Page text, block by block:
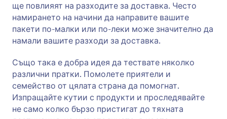
ще повлияят на разходите за доставка. Често
намирането на начини да направите вашите
пакети по-малки или по-леки може значително да
намали вашите разходи за доставка.
Също така е добра идея да тествате няколко
различни пратки. Помолете приятели и
семейство от цялата страна да помогнат.
Изпращайте кутии с продукти и проследявайте
не само колко бързо пристигат до тяхната